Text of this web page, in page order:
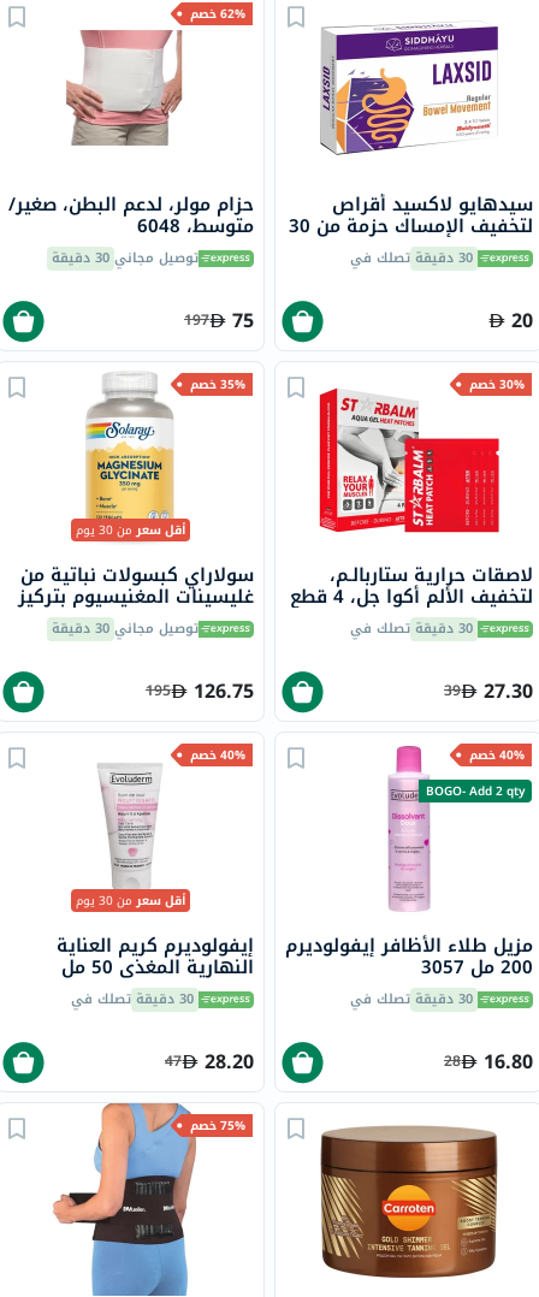
سيدهايو لاكسيد أقراص
لتخفيف الإمساك حزمة من 30
30 دقيقة تصلك في
20
62% خصم
حزام مولر، لدعم البطن، صغير/
متوسط، 6048
توصيل مجاني30 دقيقة
75
197
30% خصم
لاصقات حرارية ستاربالـم،
لتخفيف الألم أكوا جل، 4 قطع
30 دقيقة تصلك في
27.30
39
35% خصم
أقل سعرمن 30 يوم
سولاراي كبسولات نباتية من
غليسينات المغنيسيوم بتركيز
350 ملجم لصحة العظام
والعضلات حزمة من 120
توصيل مجاني30 دقيقة
126.75
195
40% خصم
BOGO- Add 2 qty
مزيل طلاء الأظافر إيفولوديرم
200 مل 3057
30 دقيقة تصلك في
16.80
28
40% خصم
أقل سعرمن 30 يوم
إيفولوديرم كريم العناية
النهارية المغذي 50 مل
30 دقيقة تصلك في
28.20
47
75% خصم